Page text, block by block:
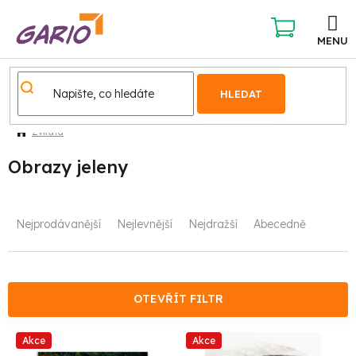
obsah
HLEDAT
NÁKUPNÍ
KOŠÍK
Zvířata
Obrazy jeleny
Ř
n
Nejprodávanější Nejlevnější Nejdražší Abecedně
OTEVŘÍT FILTR
VAkce Akce